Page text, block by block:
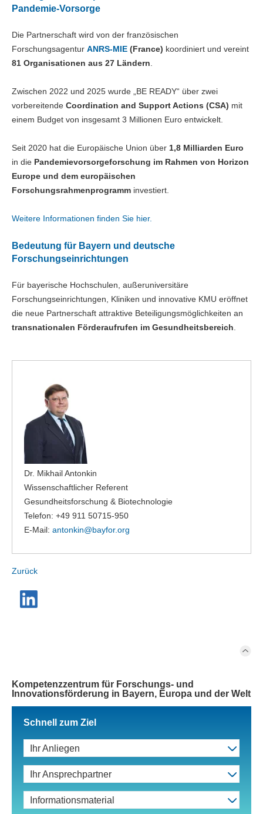
Pandemie-Vorsorge
Die Partnerschaft wird von der französischen
Forschungsagentur ANRS-MIE (France) koordiniert und vereint
81 Organisationen aus 27 Ländern.
Zwischen 2022 und 2025 wurde „BE READY“ über zwei
vorbereitende Coordination and Support Actions (CSA) mit
einem Budget von insgesamt 3 Millionen Euro entwickelt.
Seit 2020 hat die Europäische Union über 1,8 Milliarden Euro
in die Pandemievorsorgeforschung im Rahmen von Horizon
Europe und dem europäischen
Forschungsrahmenprogramm investiert.
Weitere Informationen finden Sie hier.
Bedeutung für Bayern und deutsche
Forschungseinrichtungen
Für bayerische Hochschulen, außeruniversitäre
Forschungseinrichtungen, Kliniken und innovative KMU eröffnet
die neue Partnerschaft attraktive Beteiligungsmöglichkeiten an
transnationalen Förderaufrufen im Gesundheitsbereich.
Dr. Mikhail Antonkin
Wissenschaftlicher Referent
Gesundheitsforschung & Biotechnologie
Telefon: +49 911 50715-950
E-Mail: antonkin@bayfor.org
Zurück
Kompetenzzentrum für Forschungs- und
Innovationsförderung in Bayern, Europa und der Welt
Schnell zum Ziel
Ihr Anliegen
Ihr Ansprechpartner
Informationsmaterial